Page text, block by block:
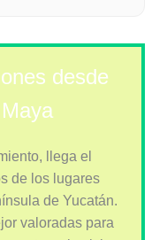
desde
llega el
de los lugares
de Yucatán.
valoradas para